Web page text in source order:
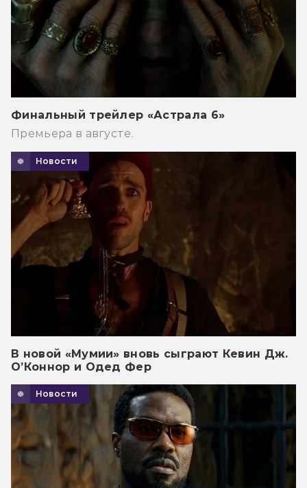
Финальный трейлер «Астрала 6»
Премьера в августе.
Новости
В новой «Мумии» вновь сыграют Кевин Дж.
О’Коннор и Одед Фер
Новости